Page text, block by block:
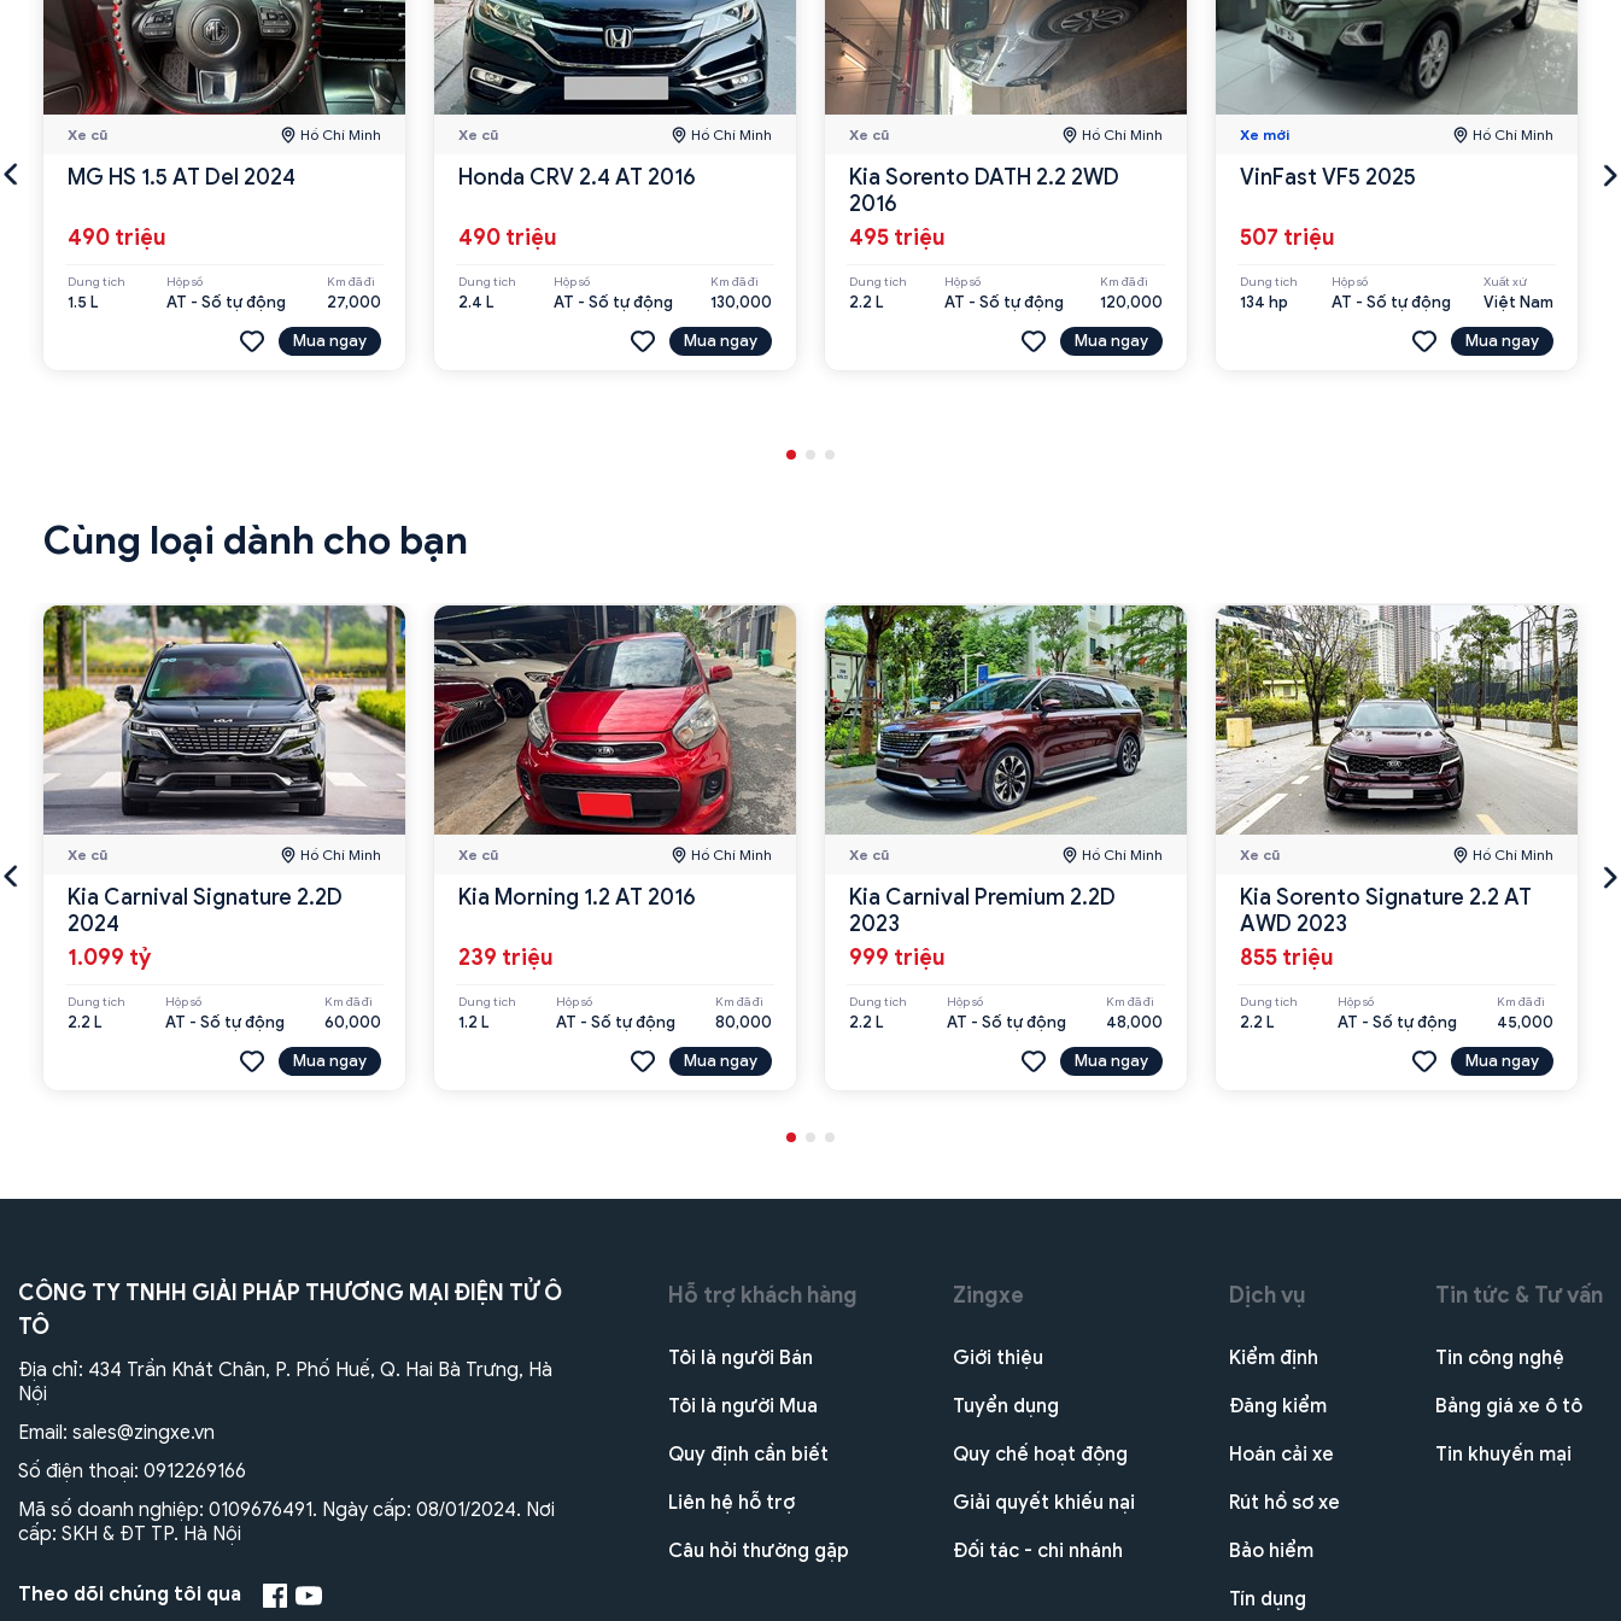
Xe cũ Hồ Chí Minh
MG HS 1.5 AT Del 2024
490 triệu
Dung tích
1.5 L
Hộp số
AT - Số tự động
Km đã đi
27,000
Mua ngay
Xe cũ Hồ Chí Minh
Honda CRV 2.4 AT 2016
490 triệu
Dung tích
2.4 L
Hộp số
AT - Số tự động
Km đã đi
130,000
Mua ngay
Xe cũ Hồ Chí Minh
Kia Sorento DATH 2.2 2WD
2016
495 triệu
Dung tích
2.2 L
Hộp số
AT - Số tự động
Km đã đi
120,000
Mua ngay
Xe mới Hồ Chí Minh
VinFast VF5 2025
507 triệu
Dung tích
134 hp
Hộp số
AT - Số tự động
Xuất xứ
Việt Nam
Mua ngay
Cùng loại dành cho bạn
Xe cũ Hồ Chí Minh
Kia Carnival Signature 2.2D
2024
1.099 tỷ
Dung tích
2.2 L
Hộp số
AT - Số tự động
Km đã đi
60,000
Mua ngay
Xe cũ Hồ Chí Minh
Kia Morning 1.2 AT 2016
239 triệu
Dung tích
1.2 L
Hộp số
AT - Số tự động
Km đã đi
80,000
Mua ngay
Xe cũ Hồ Chí Minh
Kia Carnival Premium 2.2D
2023
999 triệu
Dung tích
2.2 L
Hộp số
AT - Số tự động
Km đã đi
48,000
Mua ngay
Xe cũ Hồ Chí Minh
Kia Sorento Signature 2.2 AT
AWD 2023
855 triệu
Dung tích
2.2 L
Hộp số
AT - Số tự động
Km đã đi
45,000
Mua ngay
CÔNG TY TNHH GIẢI PHÁP THƯƠNG MẠI ĐIỆN TỬ Ô
TÔ
Địa chỉ: 434 Trần Khát Chân, P. Phố Huế, Q. Hai Bà Trưng, Hà
Nội
Email: sales@zingxe.vn
Số điện thoại: 0912269166
Mã số doanh nghiệp: 0109676491. Ngày cấp: 08/01/2024. Nơi
cấp: SKH & ĐT TP. Hà Nội
Theo dõi chúng tôi qua
Hỗ trợ khách hàng
Tôi là người Bán
Tôi là người Mua
Quy định cần biết
Liên hệ hỗ trợ
Câu hỏi thường gặp
Zingxe
Giới thiệu
Tuyển dụng
Quy chế hoạt động
Giải quyết khiếu nại
Đối tác - chi nhánh
Dịch vụ
Kiểm định
Đăng kiểm
Hoán cải xe
Rút hồ sơ xe
Bảo hiểm
Tín dụng
Tin tức & Tư vấn
Tin công nghệ
Bảng giá xe ô tô
Tin khuyến mại